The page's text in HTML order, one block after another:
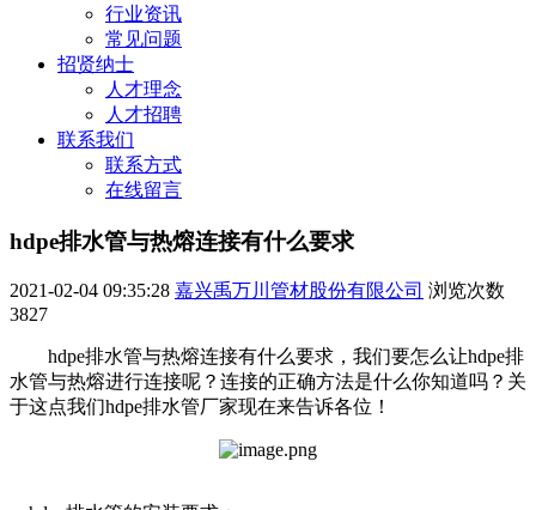
行业资讯
常见问题
招贤纳士
人才理念
人才招聘
联系我们
联系方式
在线留言
hdpe排水管与热熔连接有什么要求
2021-02-04 09:35:28 嘉兴禹万川管材股份有限公司 浏览次数
3827
hdpe排水管与热熔连接有什么要求，我们要怎么让hdpe排
水管与热熔进行连接呢？连接的正确方法是什么你知道吗？关
于这点我们hdpe排水管厂家现在来告诉各位！